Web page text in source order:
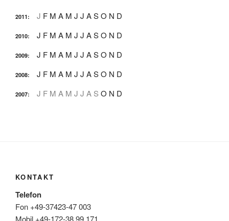
2011: J F M A M J J ASO N D
2010: J F M A M J J ASO N D
2009: J F M A M J J ASO N D
2008: J F M A M J J ASO N D
2007: J F M A M J J A S O N D
KONTAKT
Telefon
Fon +49-37423-47 003
Mobil +49-172-38 99 171